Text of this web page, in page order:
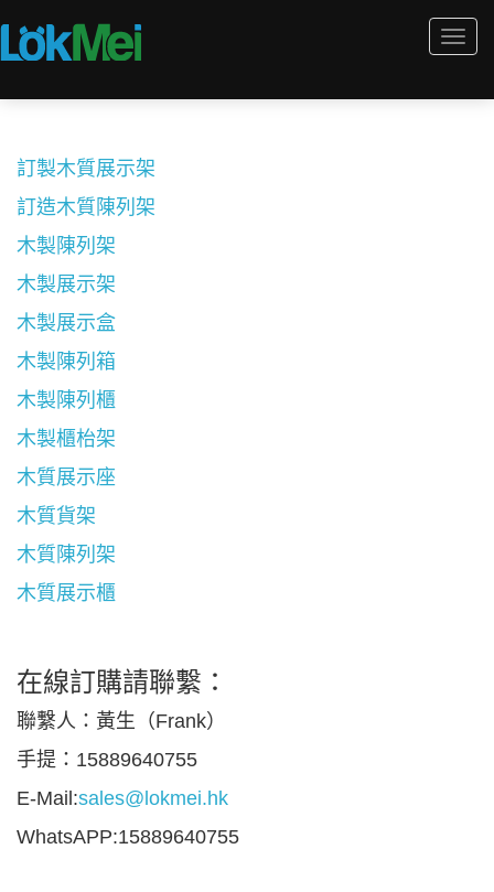
訂製木質展示架
訂造木質陳列架
木製陳列架
木製展示架
木製展示盒
木製陳列箱
木製陳列櫃
木製櫃枱架
木質展示座
木質貨架
木質陳列架
木質展示櫃
在線訂購請聯繫：
聯繫人：黃生（Frank）
手提：15889640755
E-Mail:sales@lokmei.hk
WhatsAPP:15889640755